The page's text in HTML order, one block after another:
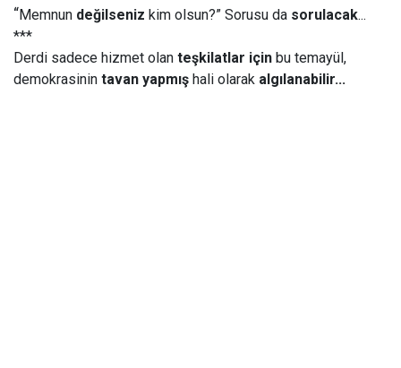
“Memnun değilseniz kim olsun?” Sorusu da sorulacak...
***
Derdi sadece hizmet olan teşkilatlar için bu temayül,
demokrasinin tavan yapmış hali olarak algılanabilir...